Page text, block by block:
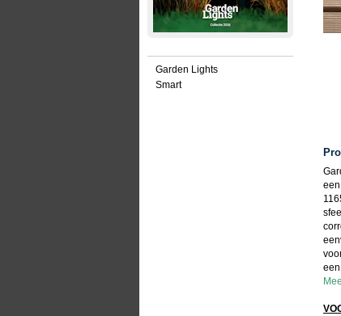
Garden Lights
Smart